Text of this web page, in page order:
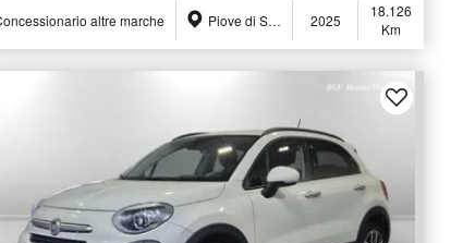
altre marche Piove di Sacco (PD) 2025
18.126
Km